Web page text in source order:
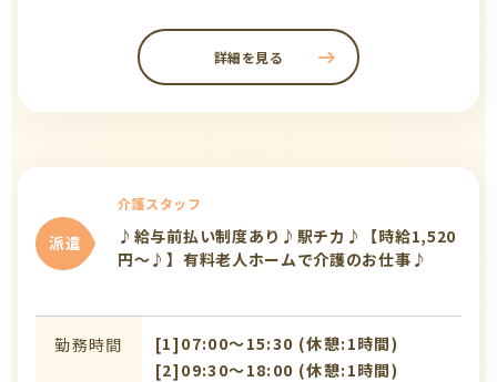
詳細を見る
派遣
介護スタッフ
♪給与前払い制度あり♪駅チカ♪【時給1,520
円～♪】有料老人ホームで介護のお仕事♪
勤務時間
[1]07:00〜15:30 (休憩:1時間)
[2]09:30〜18:00 (休憩:1時間)